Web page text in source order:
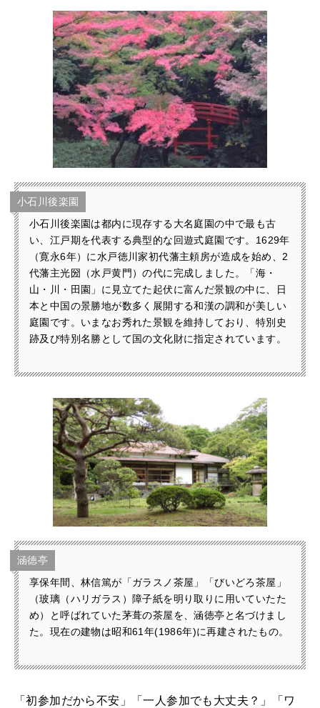
小石川後楽園
小石川後楽園は都内に現存する大名庭園の中で最も古
い、江戸期を代表する典型的な回遊式庭園です。1629年
（寛永6年）に水戸徳川家初代藩主頼房が造成を始め、2
代藩主光圀（水戸黄門）の代に完成しました。「海・
山・川・田園」に見立てた起伏に富んだ景観の中に、日
本と中国の景勝地が数多く展開する和漢の調和が美しい
庭園です。いまなお秀れた景観を維持しており、特別史
跡及び特別名勝として国の文化財に指定されています。
涵徳亭
享保年間、林信篤が「ガラスノ茶屋」「びいどろ茶屋」
（玻璃（ハリガラス）障子紙を明り取りに用いていたた
め）と呼ばれていた茅葺の茶屋を、涵徳亭と名づけまし
た。現在の建物は昭和61年(1986年)に再建されたもの。
「初参加だから不安」「一人参加でも大丈夫？」「ワ